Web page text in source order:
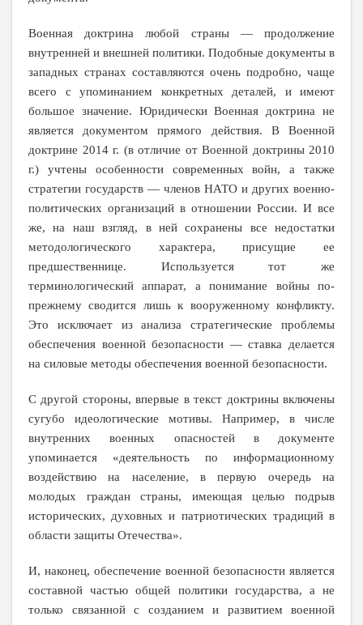
Военная доктрина любой страны — продолжение
внутренней и внешней политики. Подобные документы в
западных странах составляются очень подробно, чаще
всего с упоминанием конкретных деталей, и имеют
большое значение. Юридически Военная доктрина не
является документом прямого действия. В Военной
доктрине 2014 г. (в отличие от Военной доктрины 2010
г.) учтены особенности современных войн, а также
стратегии государств — членов НАТО и других военно-
политических организаций в отношении России. И все
же, на наш взгляд, в ней сохранены все недостатки
методологического характера, присущие ее
предшественнице. Используется тот же
терминологический аппарат, а понимание войны по-
прежнему сводится лишь к вооруженному конфликту.
Это исключает из анализа стратегические проблемы
обеспечения военной безопасности — ставка делается
на силовые методы обеспечения военной безопасности.
С другой стороны, впервые в текст доктрины включены
сугубо идеологические мотивы. Например, в числе
внутренних военных опасностей в документе
упоминается «деятельность по информационному
воздействию на население, в первую очередь на
молодых граждан страны, имеющая целью подрыв
исторических, духовных и патриотических традиций в
области защиты Отечества».
И, наконец, обеспечение военной безопасности является
составной частью общей политики государства, а не
только связанной с созданием и развитием военной